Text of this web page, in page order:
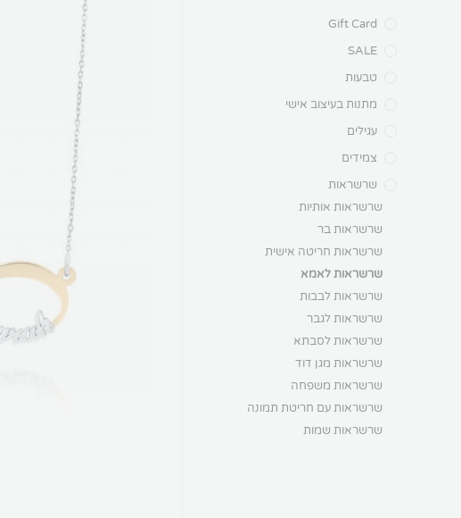
Gift Card
SALE
טבעות
מתנות בעיצוב אישי
עגילים
צמידים
שרשראות
שרשראות אותיות
שרשראות בר
שרשראות חריטה אישית
שרשראות לאמא
שרשראות לבבות
שרשראות לגבר
שרשראות לסבתא
שרשראות מגן דוד
שרשראות משפחה
שרשראות עם חריטת תמונה
שרשראות שמות